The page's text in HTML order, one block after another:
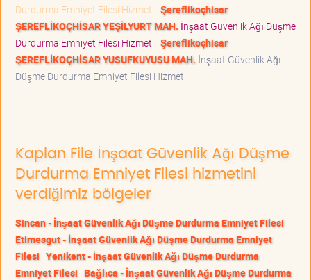
Durdurma Emniyet Filesi Hizmeti Şereflikoçhisar
ŞEREFLİKOÇHİSAR YEŞİLYURT MAH. İnşaat Güvenlik Ağı Düşme
Durdurma Emniyet Filesi Hizmeti Şereflikoçhisar
ŞEREFLİKOÇHİSAR YUSUFKUYUSU MAH. İnşaat Güvenlik Ağı
Düşme Durdurma Emniyet Filesi Hizmeti
Kaplan File İnşaat Güvenlik Ağı Düşme
Durdurma Emniyet Filesi hizmetini
verdiğimiz bölgeler
Sincan - İnşaat Güvenlik Ağı Düşme Durdurma Emniyet Filesi
Etimesgut - İnşaat Güvenlik Ağı Düşme Durdurma Emniyet
Filesi Yenikent - İnşaat Güvenlik Ağı Düşme Durdurma
Emniyet Filesi Bağlıca - İnşaat Güvenlik Ağı Düşme Durdurma